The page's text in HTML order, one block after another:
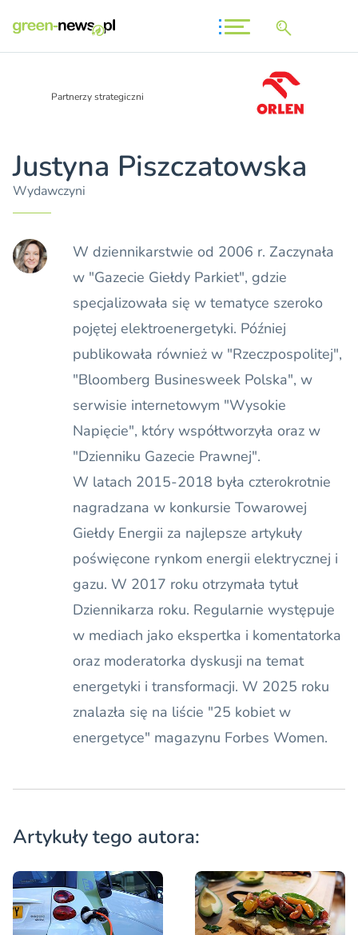
Partnerzy strategiczni
Justyna Piszczatowska
Wydawczyni
W dziennikarstwie od 2006 r. Zaczynała
w "Gazecie Giełdy Parkiet", gdzie
specjalizowała się w tematyce szeroko
pojętej elektroenergetyki. Później
publikowała również w "Rzeczpospolitej",
"Bloomberg Businesweek Polska", w
serwisie internetowym "Wysokie
Napięcie", który współtworzyła oraz w
"Dzienniku Gazecie Prawnej".
W latach 2015-2018 była czterokrotnie
nagradzana w konkursie Towarowej
Giełdy Energii za najlepsze artykuły
poświęcone rynkom energii elektrycznej i
gazu. W 2017 roku otrzymała tytuł
Dziennikarza roku. Regularnie występuje
w mediach jako ekspertka i komentatorka
oraz moderatorka dyskusji na temat
energetyki i transformacji. W 2025 roku
znalazła się na liście "25 kobiet w
energetyce" magazynu Forbes Women.
Artykuły tego autora: